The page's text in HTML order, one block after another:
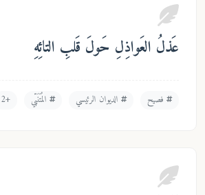
العَواذِلِ حَولَ قَلبِ التائِهِ
الديوان الرئيسي المُتَنَبّي +2